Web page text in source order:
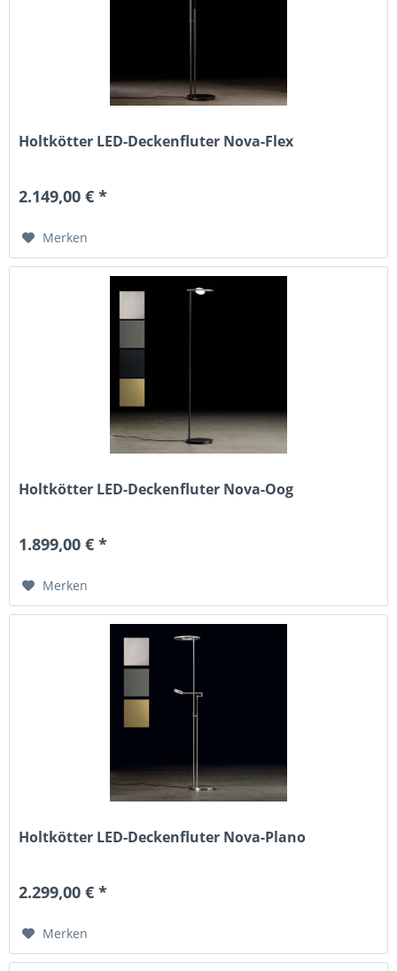
Holtkötter LED-Deckenfluter Nova-Flex
2.149,00 € *
Merken
Holtkötter LED-Deckenfluter Nova-Oog
1.899,00 € *
Merken
Holtkötter LED-Deckenfluter Nova-Plano
2.299,00 € *
Merken